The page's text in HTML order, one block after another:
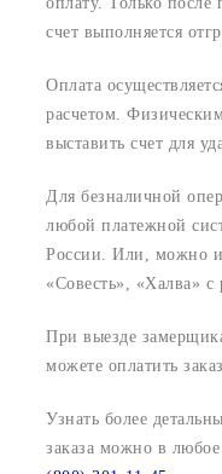
счет выполняется
Оплата
расчетом.
выставить счет для
Для безналичной
любой платежной
России. Или, можно
«Совесть», «Халва» с
При выезде
можете оплатить
Узнать более
заказа можно в